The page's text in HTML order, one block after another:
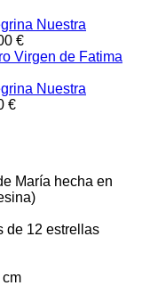
Nuestra
€
Virgen de Fatima
Nuestra
€
María hecha en
de 12 estrellas
cm